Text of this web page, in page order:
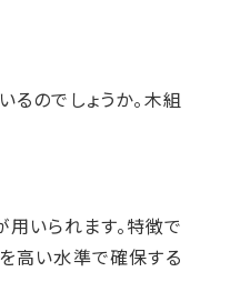
のでしょうか。木組
いられます。特徴で
高い水準で確保する